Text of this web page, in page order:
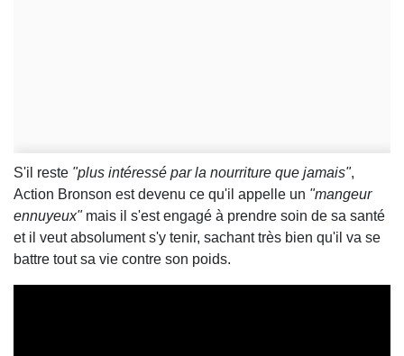
S'il reste "plus intéressé par la nourriture que jamais",
Action Bronson est devenu ce qu'il appelle un "mangeur
ennuyeux"mais il s'est engagé à prendre soin de sa santé
et il veut absolument s'y tenir, sachant très bien qu'il va se
battre tout sa vie contre son poids.